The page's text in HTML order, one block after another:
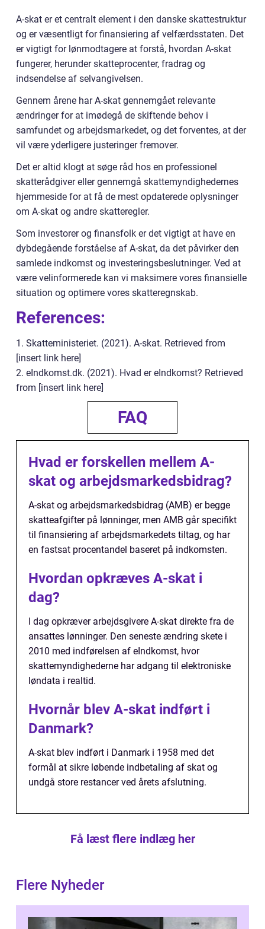
A-skat er et centralt element i den danske skattestruktur
og er væsentligt for finansiering af velfærdsstaten. Det
er vigtigt for lønmodtagere at forstå, hvordan A-skat
fungerer, herunder skatteprocenter, fradrag og
indsendelse af selvangivelsen.
Gennem årene har A-skat gennemgået relevante
ændringer for at imødegå de skiftende behov i
samfundet og arbejdsmarkedet, og det forventes, at der
vil være yderligere justeringer fremover.
Det er altid klogt at søge råd hos en professionel
skatterådgiver eller gennemgå skattemyndighedernes
hjemmeside for at få de mest opdaterede oplysninger
om A-skat og andre skatteregler.
Som investorer og finansfolk er det vigtigt at have en
dybdegående forståelse af A-skat, da det påvirker den
samlede indkomst og investeringsbeslutninger. Ved at
være velinformerede kan vi maksimere vores finansielle
situation og optimere vores skatteregnskab.
References:
1. Skatteministeriet. (2021). A-skat. Retrieved from
[insert link here]
2. eIndkomst.dk. (2021). Hvad er eIndkomst? Retrieved
from [insert link here]
FAQ
Hvad er forskellen mellem A-
skat og arbejdsmarkedsbidrag?
A-skat og arbejdsmarkedsbidrag (AMB) er begge
skatteafgifter på lønninger, men AMB går specifikt
til finansiering af arbejdsmarkedets tiltag, og har
en fastsat procentandel baseret på indkomsten.
Hvordan opkræves A-skat i
dag?
I dag opkræver arbejdsgivere A-skat direkte fra de
ansattes lønninger. Den seneste ændring skete i
2010 med indførelsen af eIndkomst, hvor
skattemyndighederne har adgang til elektroniske
løndata i realtid.
Hvornår blev A-skat indført i
Danmark?
A-skat blev indført i Danmark i 1958 med det
formål at sikre løbende indbetaling af skat og
undgå store restancer ved årets afslutning.
Få læst flere indlæg her
Flere Nyheder